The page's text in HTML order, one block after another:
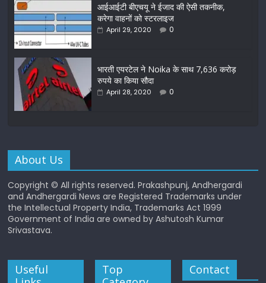
आईआईटी बीएचयू ने ईजाद की ऐसी तकनीक,
करेगा वाहनों को स्टरलाइज
April 29, 2020 0
भारती एयरटेल ने Noika के साथ 7,636 करोड़
रुपये का किया सौदा
April 28, 2020 0
About Us
Copyright © All rights reserved. Prakashpunj, Andhergardi
and Andhergardi News are Registered Trademarks under
the Intellectual Property India, Trademarks Act 1999
Government of India are owned by Ashutosh Kumar
Srivastava.
Useful
Top
Contact